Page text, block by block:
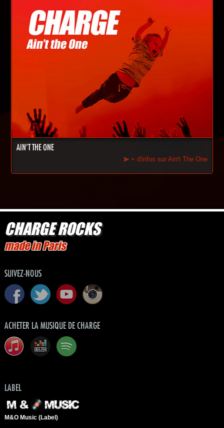
AIN'T THE ONE
+ d'infos sur Ain't The One
CHARGE ROCKS
made in Paris
SUIVEZ-NOUS
ACHETER LA MUSIQUE DE CHARGE
LABEL
M&O Music (Label)